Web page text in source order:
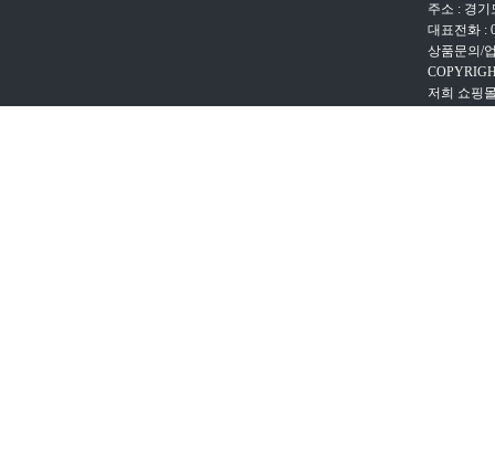
주소 : 경기
대표전화 :
상품문의/
저희 쇼핑